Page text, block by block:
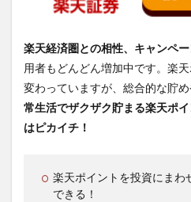
楽天経済圏との相性、キャンペー
用者もどんどん増加中です。楽
変わっていますが、総合的な貯め
常生活でザクザク貯まる楽天ポ
はピカイチ！
楽天ポイントを投資にまわ
できる！